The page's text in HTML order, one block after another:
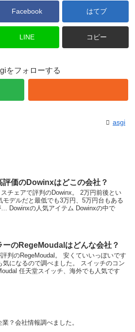
Facebook はてブ
LINE コピー
をフォローする
asgi
評価のDowinxはどこの会社？
チェアで評判のDowinx。 2万円前後とい
モデルだと最低でも3万円、5万円台もある
Dowinxの人気アイテム Dowinxの中で
ーのRegeMoudalはどんな会社？
判のRegeMoudal。 安くていいっぽいです
になるので調べました。 スイッチのコン
任天堂スイッチ、海外でも人気です
？会社情報調べました。